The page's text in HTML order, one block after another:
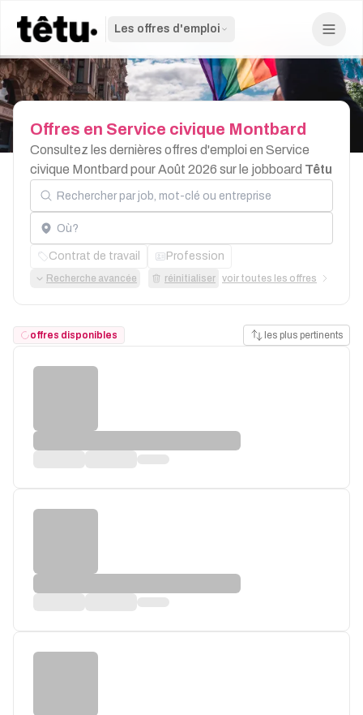
Les offres d'emploi
Offres en Service civique Montbard
Consultez les dernières offres d'emploi en Service
civique Montbard pour Août 2026 sur le jobboard Têtu
Rechercher par job, mot-clé ou entreprise
Localisation
Contrat de travail Profession
Recherche avancée réinitialiser voir toutes les offres
offres disponibles les plus pertinents